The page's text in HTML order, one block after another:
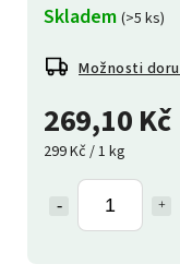
269,10 Kč
299 Kč / 1 kg
Skladem (>5 ks)
Možnosti